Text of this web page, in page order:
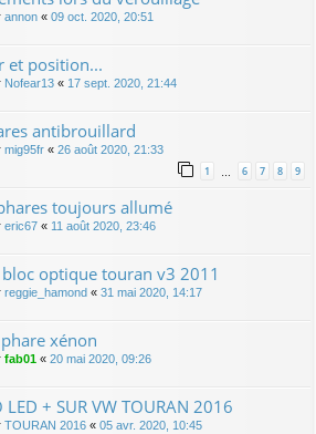
annon « 09 oct. 2020, 20:51
et position...
Nofear13 « 17 sept. 2020, 21:44
antibrouillard
mig95fr « 26 août 2020, 21:33
1 … 6 7 8 9
toujours allumé
eric67 « 11 août 2020, 23:46
optique touran v3 2011
reggie_hamond « 31 mai 2020, 14:17
xénon
fab01 « 20 mai 2020, 09:26
LED + SUR VW TOURAN 2016
TOURAN 2016 « 05 avr. 2020, 10:45